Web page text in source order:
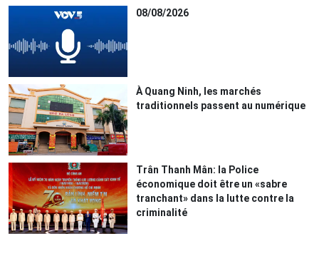
08/08/2026
À Quang Ninh, les marchés
traditionnels passent au numérique
Trân Thanh Mân: la Police
économique doit être un «sabre
tranchant» dans la lutte contre la
criminalité